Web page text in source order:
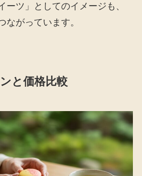
ーツ」としてのイメージも、
ながっています。
と価格比較